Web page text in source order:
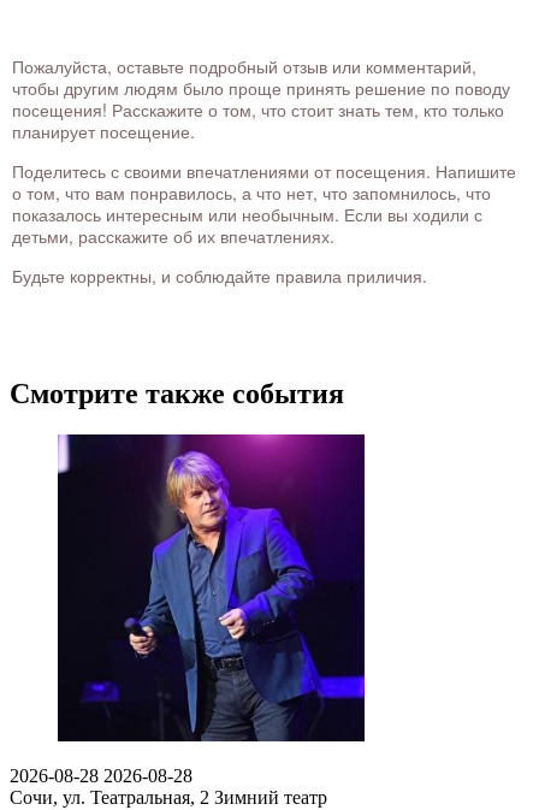
Пожалуйста, оставьте подробный отзыв или комментарий,
чтобы другим людям было проще принять решение по поводу
посещения! Расскажите о том, что стоит знать тем, кто только
планирует посещение.
Поделитесь с своими впечатлениями от посещения. Напишите
о том, что вам понравилось, а что нет, что запомнилось, что
показалось интересным или необычным. Если вы ходили с
детьми, расскажите об их впечатлениях.
Будьте корректны, и соблюдайте правила приличия.
Смотрите также события
2026-08-28 2026-08-28
Сочи, ул. Театральная, 2 Зимний театр